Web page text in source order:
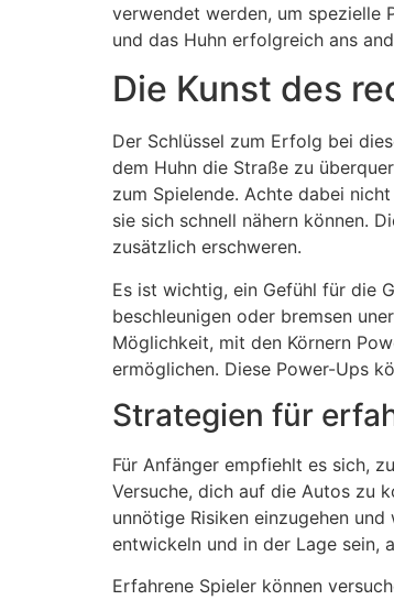
verwendet werden, um spezielle
und das Huhn erfolgreich ans
Die Kunst des
Der Schlüssel zum Erfolg bei
dem Huhn die Straße zu
zum Spielende. Achte dabei
sie sich schnell nähern können.
zusätzlich erschweren.
Es ist wichtig, ein Gefühl für die
beschleunigen oder bremsen
Möglichkeit, mit den Körnern
ermöglichen. Diese Power-Ups
Strategien für
Für Anfänger empfiehlt es sich,
Versuche, dich auf die Autos zu
unnötige Risiken einzugehen
entwickeln und in der Lage sein,
Erfahrene Spieler können